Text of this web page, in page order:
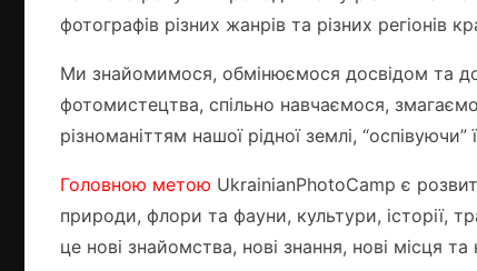
фотографів різних жанрів та різних регіонів
Ми знайомимося, обмінюємося досвідом та
фотомистецтва, спільно навчаємося,
різноманіттям нашої рідної землі, “оспівуючи”
Головною метою UkrainianPhotoCamp є
природи, флори та фауни, культури, історії,
це нові знайомства, нові знання, нові місця